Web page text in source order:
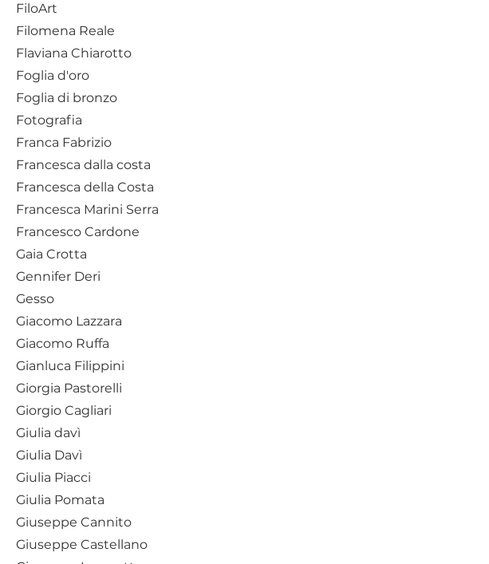
FiloArt
Filomena Reale
Flaviana Chiarotto
Foglia d'oro
Foglia di bronzo
Fotografia
Franca Fabrizio
Francesca dalla costa
Francesca della Costa
Francesca Marini Serra
Francesco Cardone
Gaia Crotta
Gennifer Deri
Gesso
Giacomo Lazzara
Giacomo Ruffa
Gianluca Filippini
Giorgia Pastorelli
Giorgio Cagliari
Giulia davì
​​​​​​​Giulia Davì
Giulia Piacci
Giulia Pomata
Giuseppe Cannito
Giuseppe Castellano